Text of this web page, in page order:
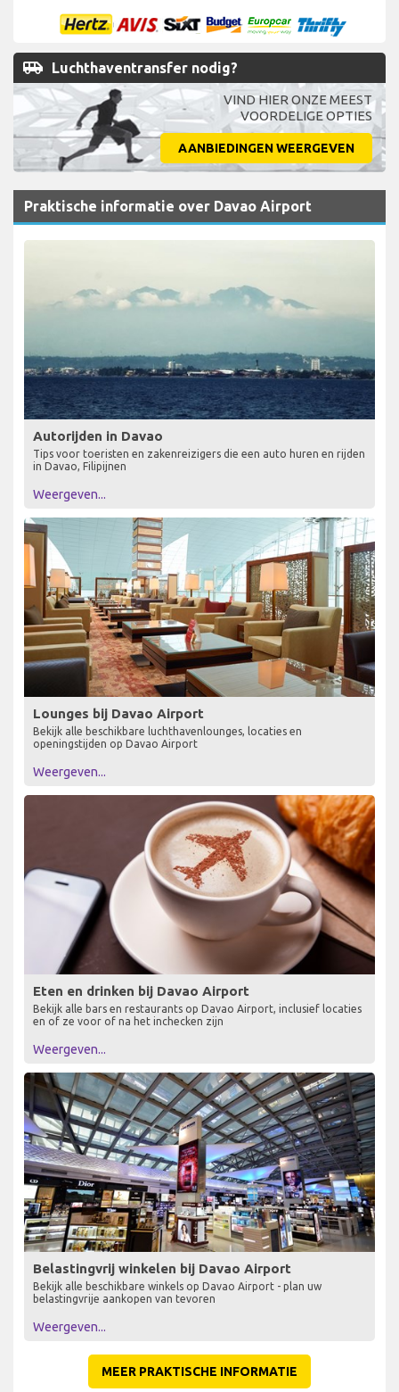
airport_shuttle Luchthaventransfer nodig?
VIND HIER ONZE MEEST
VOORDELIGE OPTIES
AANBIEDINGEN WEERGEVEN
Praktische informatie over Davao Airport
Autorijden in Davao
Tips voor toeristen en zakenreizigers die een auto huren en rijden
in Davao, Filipijnen
Weergeven...
Lounges bij Davao Airport
Bekijk alle beschikbare luchthavenlounges, locaties en
openingstijden op Davao Airport
Weergeven...
Eten en drinken bij Davao Airport
Bekijk alle bars en restaurants op Davao Airport, inclusief locaties
en of ze voor of na het inchecken zijn
Weergeven...
Belastingvrij winkelen bij Davao Airport
Bekijk alle beschikbare winkels op Davao Airport - plan uw
belastingvrije aankopen van tevoren
Weergeven...
MEER PRAKTISCHE INFORMATIE